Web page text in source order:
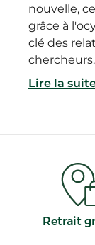
nouvelle,
grâce à
clé des
chercheurs.
Lire la
Retrait